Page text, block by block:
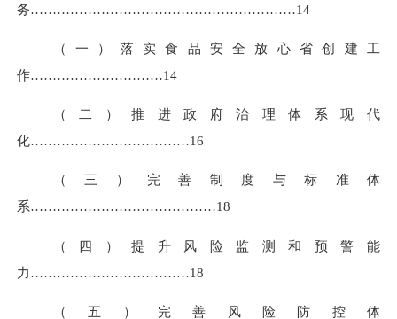
务……………………………………………………14
（一）落实食品安全放心省创建工
作…………………………14
（二）推进政府治理体系现代
化………………………………16
（三）完善制度与标准体
系……………………………………18
（四）提升风险监测和预警能
力………………………………18
（五）完善风险防控体